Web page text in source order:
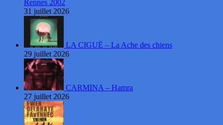
Rennes 2002
31 juillet 2026
LA CIGUË – La Ache des chiens
29 juillet 2026
CARMINA – Hamra
27 juillet 2026